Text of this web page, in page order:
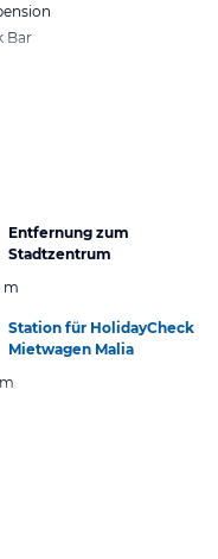
Bar
Entfernung zum
Stadtzentrum
m
Station für HolidayCheck
Mietwagen Malia